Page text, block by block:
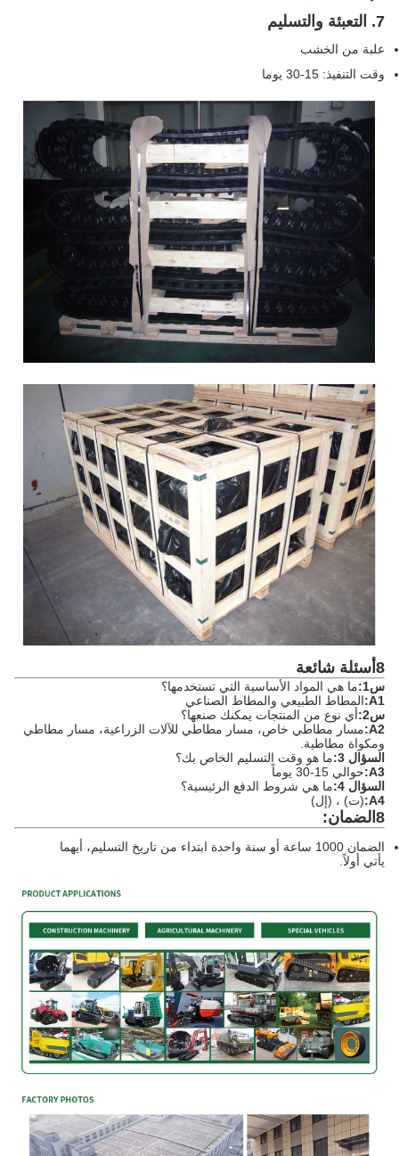
7. التعبئة والتسليم
علبة من الخشب
وقت التنفيذ: 15-30 يوما
8أسئلة شائعة
س1:
ما هي المواد الأساسية التي تستخدمها؟
A1: المطاط الطبيعي والمطاط الصناعي
س2:
أي نوع من المنتجات يمكنك صنعها؟
A2: مسار مطاطي خاص، مسار مطاطي للآلات الزراعية، مسار مطاطي
ومكواة مطاطية.
السؤال 3:
ما هو وقت التسليم الخاص بك؟
A3: حوالي 15-30 يوماً
السؤال 4:
ما هي شروط الدفع الرئيسية؟
A4: (ت) ، (إل)
8الضمان:
الضمان 1000 ساعة أو سنة واحدة ابتداء من تاريخ التسليم، أيهما
يأتي أولاً.